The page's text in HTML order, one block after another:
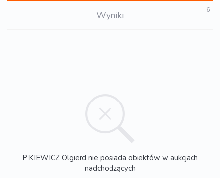
Wyniki 6
PIKIEWICZ Olgierd nie posiada obiektów w aukcjach
nadchodzących